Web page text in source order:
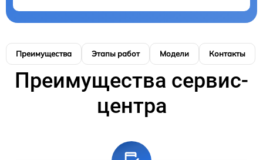
Преимущества Этапы работ Модели Контакты
Преимущества сервис-
центра